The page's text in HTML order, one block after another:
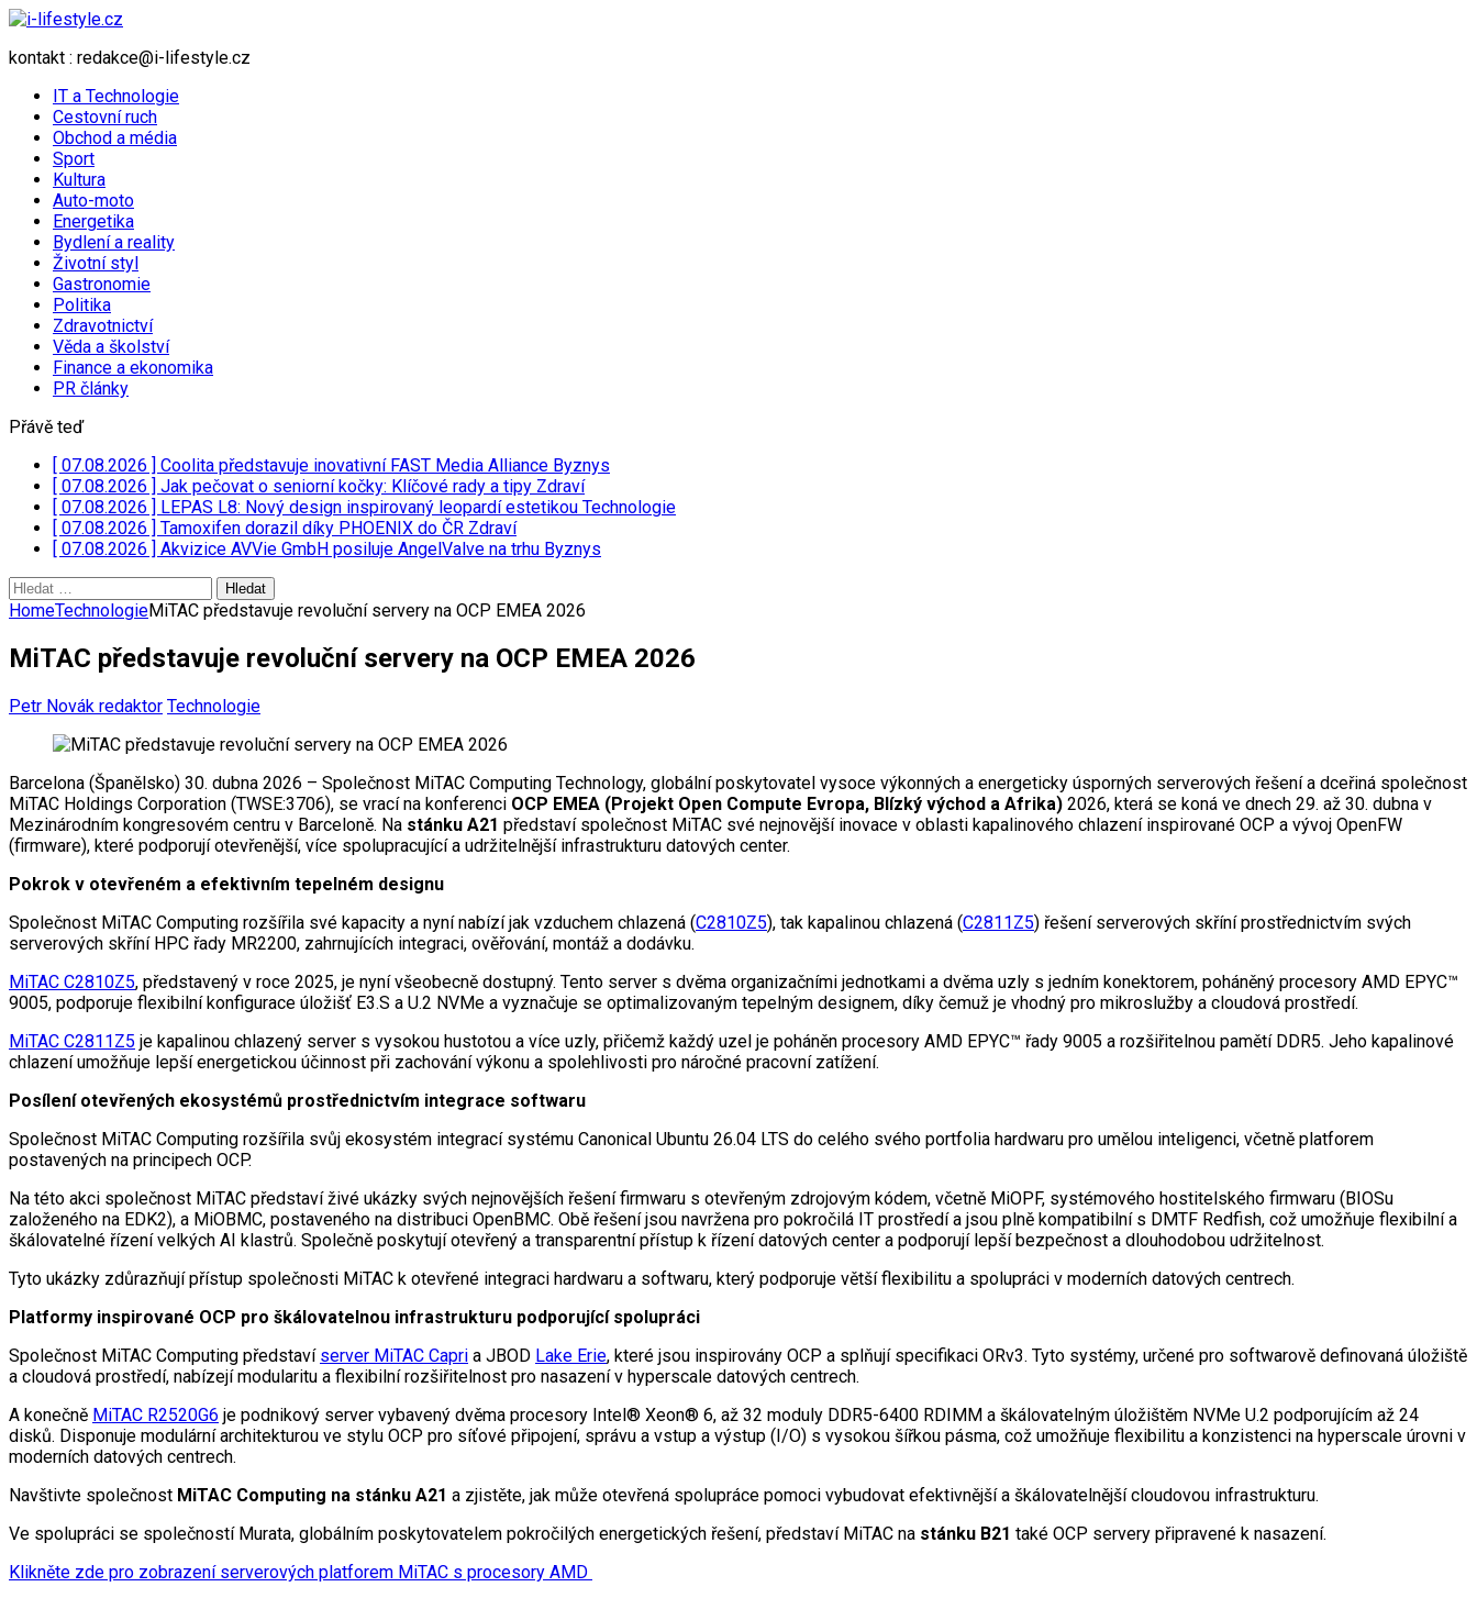
kontakt : redakce@i-lifestyle.cz
IT a Technologie
Cestovní ruch
Obchod a média
Sport
Kultura
Auto-moto
Energetika
Bydlení a reality
Životní styl
Gastronomie
Politika
Zdravotnictví
Věda a školství
Finance a ekonomika
PR články
Přávě teď
[ 07.08.2026 ] Coolita představuje inovativní FAST Media Alliance Byznys
[ 07.08.2026 ] Jak pečovat o seniorní kočky: Klíčové rady a tipy Zdraví
[ 07.08.2026 ] LEPAS L8: Nový design inspirovaný leopardí estetikou Technologie
[ 07.08.2026 ] Tamoxifen dorazil díky PHOENIX do ČR Zdraví
[ 07.08.2026 ] Akvizice AVVie GmbH posiluje AngelValve na trhu Byznys
Vyhledávání
HomeTechnologieMiTAC představuje revoluční servery na OCP EMEA 2026
MiTAC představuje revoluční servery na OCP EMEA 2026
Petr Novák redaktor Technologie
Barcelona (Španělsko) 30. dubna 2026 – Společnost MiTAC Computing Technology, globální poskytovatel vysoce výkonných a energeticky úsporných serverových řešení a dceřiná společnost
MiTAC Holdings Corporation (TWSE:3706), se vrací na konferenci OCP EMEA (Projekt Open Compute Evropa, Blízký východ a Afrika) 2026, která se koná ve dnech 29. až 30. dubna v
Mezinárodním kongresovém centru v Barceloně. Na stánku A21 představí společnost MiTAC své nejnovější inovace v oblasti kapalinového chlazení inspirované OCP a vývoj OpenFW
(firmware), které podporují otevřenější, více spolupracující a udržitelnější infrastrukturu datových center.
Pokrok v otevřeném a efektivním tepelném designu
Společnost MiTAC Computing rozšířila své kapacity a nyní nabízí jak vzduchem chlazená (C2810Z5), tak kapalinou chlazená (C2811Z5) řešení serverových skříní prostřednictvím svých
serverových skříní HPC řady MR2200, zahrnujících integraci, ověřování, montáž a dodávku.
MiTAC C2810Z5, představený v roce 2025, je nyní všeobecně dostupný. Tento server s dvěma organizačními jednotkami a dvěma uzly s jedním konektorem, poháněný procesory AMD EPYC™
9005, podporuje flexibilní konfigurace úložišť E3.S a U.2 NVMe a vyznačuje se optimalizovaným tepelným designem, díky čemuž je vhodný pro mikroslužby a cloudová prostředí.
MiTAC C2811Z5 je kapalinou chlazený server s vysokou hustotou a více uzly, přičemž každý uzel je poháněn procesory AMD EPYC™ řady 9005 a rozšiřitelnou pamětí DDR5. Jeho kapalinové
chlazení umožňuje lepší energetickou účinnost při zachování výkonu a spolehlivosti pro náročné pracovní zatížení.
Posílení otevřených ekosystémů prostřednictvím integrace softwaru
Společnost MiTAC Computing rozšířila svůj ekosystém integrací systému Canonical Ubuntu 26.04 LTS do celého svého portfolia hardwaru pro umělou inteligenci, včetně platforem
postavených na principech OCP.
Na této akci společnost MiTAC představí živé ukázky svých nejnovějších řešení firmwaru s otevřeným zdrojovým kódem, včetně MiOPF, systémového hostitelského firmwaru (BIOSu
založeného na EDK2), a MiOBMC, postaveného na distribuci OpenBMC. Obě řešení jsou navržena pro pokročilá IT prostředí a jsou plně kompatibilní s DMTF Redfish, což umožňuje flexibilní a
škálovatelné řízení velkých AI klastrů. Společně poskytují otevřený a transparentní přístup k řízení datových center a podporují lepší bezpečnost a dlouhodobou udržitelnost.
Tyto ukázky zdůrazňují přístup společnosti MiTAC k otevřené integraci hardwaru a softwaru, který podporuje větší flexibilitu a spolupráci v moderních datových centrech.
Platformy inspirované OCP pro škálovatelnou infrastrukturu podporující spolupráci
Společnost MiTAC Computing představí server MiTAC Capri a JBOD Lake Erie, které jsou inspirovány OCP a splňují specifikaci ORv3. Tyto systémy, určené pro softwarově definovaná úložiště
a cloudová prostředí, nabízejí modularitu a flexibilní rozšiřitelnost pro nasazení v hyperscale datových centrech.
A konečně MiTAC R2520G6 je podnikový server vybavený dvěma procesory Intel® Xeon® 6, až 32 moduly DDR5-6400 RDIMM a škálovatelným úložištěm NVMe U.2 podporujícím až 24
disků. Disponuje modulární architekturou ve stylu OCP pro síťové připojení, správu a vstup a výstup (I/O) s vysokou šířkou pásma, což umožňuje flexibilitu a konzistenci na hyperscale úrovni v
moderních datových centrech.
Navštivte společnost MiTAC Computing na stánku A21 a zjistěte, jak může otevřená spolupráce pomoci vybudovat efektivnější a škálovatelnější cloudovou infrastrukturu.
Ve spolupráci se společností Murata, globálním poskytovatelem pokročilých energetických řešení, představí MiTAC na stánku B21 také OCP servery připravené k nasazení.
Klikněte zde pro zobrazení serverových platforem MiTAC s procesory AMD